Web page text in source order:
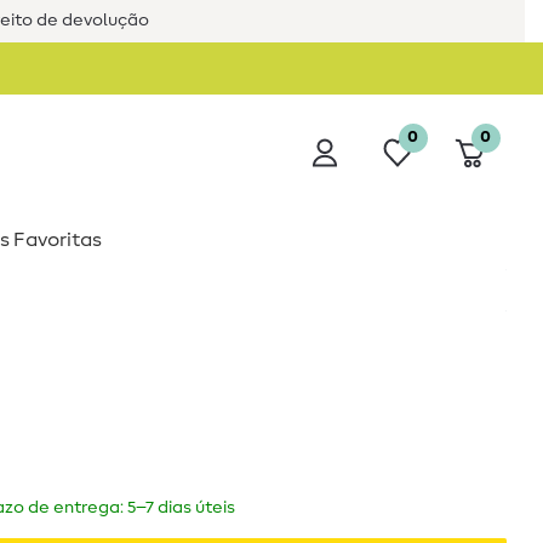
de devolução
0 0
Favoritas
de entrega: 5–7 dias úteis